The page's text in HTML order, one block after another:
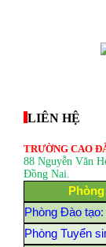
LIÊN HỆ
TRƯỜNG CAO
88 Nguyễn Văn
Đồng Nai.
Phòng Đào tạo:
Phòng Tuyển